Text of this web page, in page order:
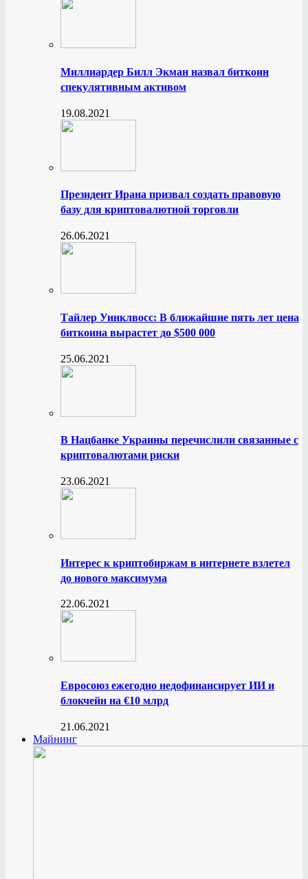
Миллиардер Билл Экман назвал биткоин
спекулятивным активом
19.08.2021
Президент Ирана призвал создать правовую
базу для криптовалютной торговли
26.06.2021
Тайлер Уинклвосс: В ближайшие пять лет цена
биткоина вырастет до $500 000
25.06.2021
В Нацбанке Украины перечислили связанные с
криптовалютами риски
23.06.2021
Интерес к криптобиржам в интернете взлетел
до нового максимума
22.06.2021
Евросоюз ежегодно недофинансирует ИИ и
блокчейн на €10 млрд
21.06.2021
Майнинг